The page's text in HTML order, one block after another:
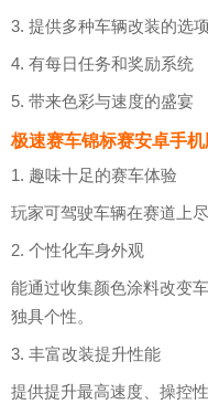
3. 提供多种车辆改装的选项
4. 有每日任务和奖励系统
5. 带来色彩与速度的盛宴
极速赛车锦标赛安卓手
1. 趣味十足的赛车体验
玩家可驾驶车辆在赛道上
2. 个性化车身外观
能通过收集颜色涂料改变
独具个性。
3. 丰富改装提升性能
提供提升最高速度、操控